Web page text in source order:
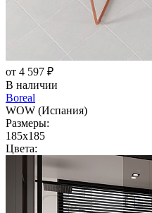
от 4 597 ₽
В наличии
Boreal
WOW (Испания)
Размеры:
185x185
Цвета: